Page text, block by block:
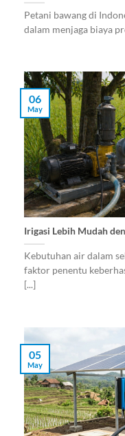
Petani bawang di
dalam menjaga biaya
Irigasi Lebih Mudah
Kebutuhan air dalam
faktor penentu
[...]
06
May
05
May